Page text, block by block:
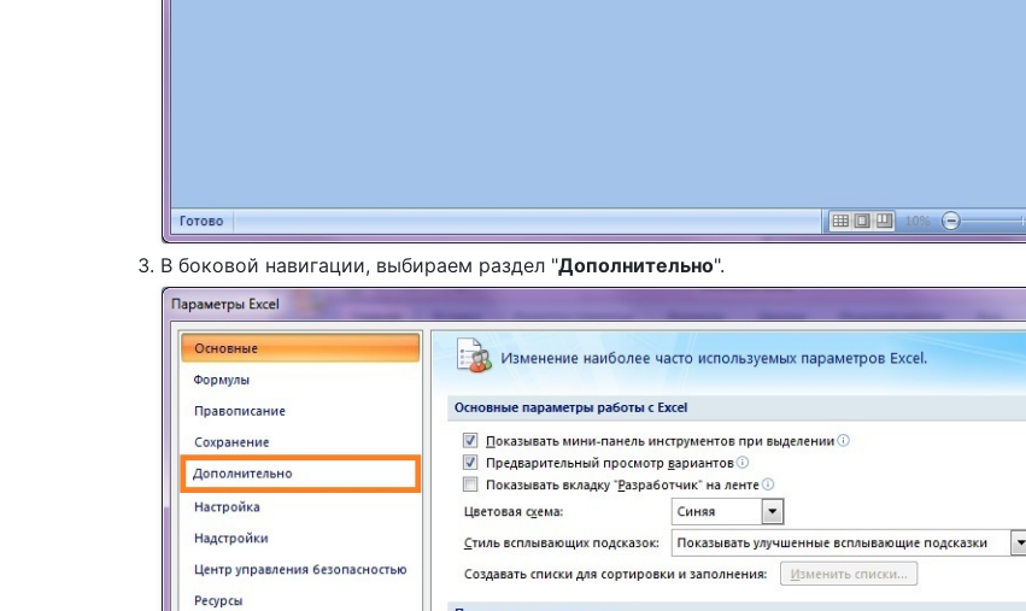
В боковой навигации, выбираем раздел "Дополнительно".